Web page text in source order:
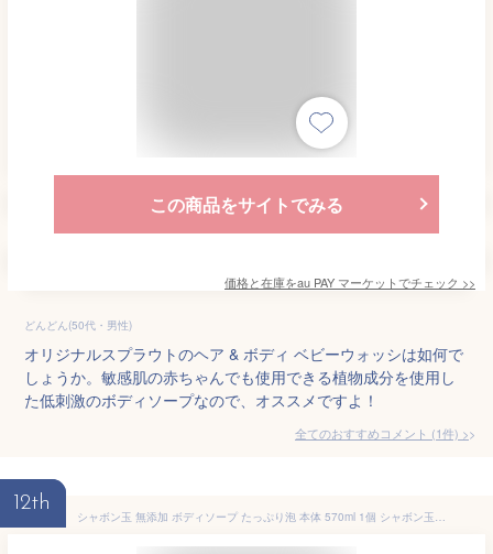
この商品をサイトでみる
価格と在庫をau PAY マーケットでチェック >>
どんどん(50代・男性)
オリジナルスプラウトのヘア & ボディ ベビーウォッシは如何で
しょうか。敏感肌の赤ちゃんでも使用できる植物成分を使用し
た低刺激のボディソープなので、オススメですよ！
全てのおすすめコメント (1件) >
12th
シャボン玉 無添加 ボディソープ たっぷり泡 本体 570ml 1個 シャボン玉販売 泡 無香料 無着色 敏感肌 乾燥肌 子供 高齢 石けん